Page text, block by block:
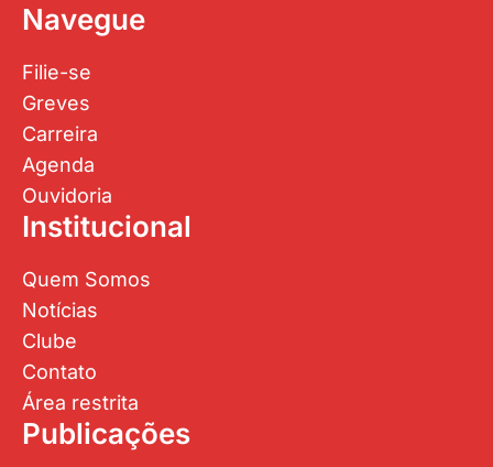
Navegue
Filie-se
Greves
Carreira
Agenda
Ouvidoria
Institucional
Quem Somos
Notícias
Clube
Contato
Área restrita
Publicações